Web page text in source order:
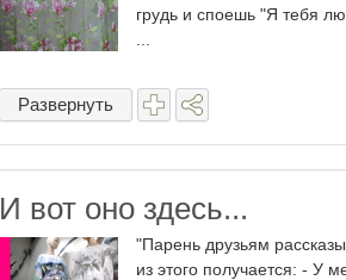
грудь и споешь "Я тебя
Развернуть
И вот оно здесь...
"Парень друзьям
из этого получается: - У